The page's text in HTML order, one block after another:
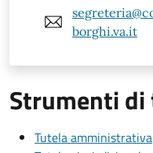
borghi.va.it
Strumenti
Tutela amministrativa